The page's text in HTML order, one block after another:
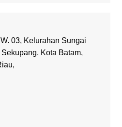
03, Kelurahan Sungai
Kota Batam,